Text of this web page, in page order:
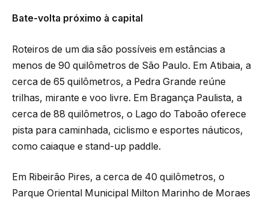
Bate-volta próximo à capital
Roteiros de um dia são possíveis em estâncias a
menos de 90 quilômetros de São Paulo. Em Atibaia, a
cerca de 65 quilômetros, a Pedra Grande reúne
trilhas, mirante e voo livre. Em Bragança Paulista, a
cerca de 88 quilômetros, o Lago do Taboão oferece
pista para caminhada, ciclismo e esportes náuticos,
como caiaque e stand-up paddle.
Em Ribeirão Pires, a cerca de 40 quilômetros, o
Parque Oriental Municipal Milton Marinho de Moraes